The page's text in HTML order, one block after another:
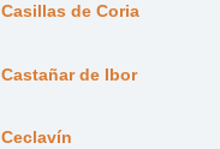
Casillas de Coria
Castañar de Ibor
Ceclavín